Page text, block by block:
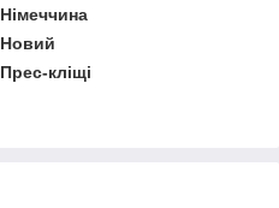
Німеччина
Новий
Прес-кліщі